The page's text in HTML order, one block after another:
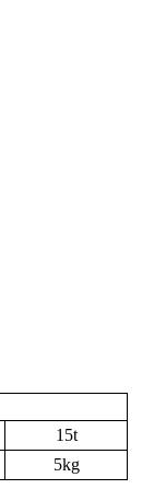
15t
5kg